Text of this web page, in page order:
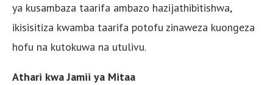
ya kusambaza taarifa ambazo hazijathibitishwa,
ikisisitiza kwamba taarifa potofu zinaweza kuongeza
hofu na kutokuwa na utulivu.
Athari kwa Jamii ya Mitaa